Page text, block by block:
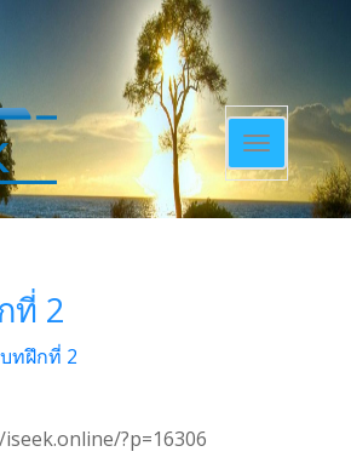
Toggle
navigation
ที่ 2
ทฝึกที่ 2
?p=16306